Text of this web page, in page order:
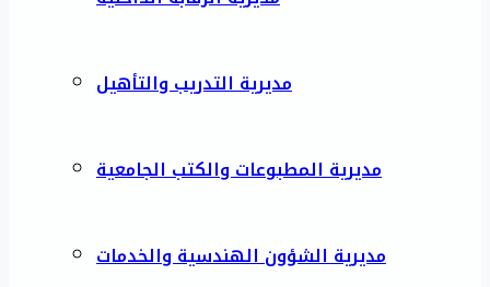
مديرية التدريب والتأهيل
مديرية المطبوعات والكتب الجامعية
مديرية الشؤون الهندسية والخدمات